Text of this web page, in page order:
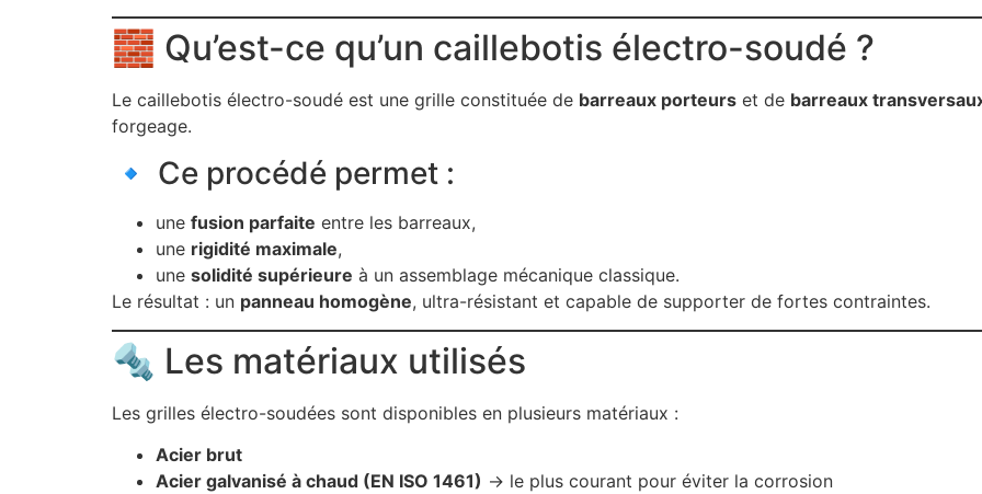
🧱 Qu’est-ce qu’un caillebotis électro-soudé ?
Le caillebotis électro-soudé est une grille constituée de barreaux porteurs et de barreaux
forgeage.
🔹 Ce procédé permet :
une fusion parfaite entre les barreaux,
une rigidité maximale,
une solidité supérieure à un assemblage mécanique classique.
Le résultat : un panneau homogène, ultra-résistant et capable de supporter de fortes contraintes.
🔩 Les matériaux utilisés
Les grilles électro-soudées sont disponibles en plusieurs matériaux :
Acier brut
Acier galvanisé à chaud (EN ISO 1461) → le plus courant pour éviter la corrosion